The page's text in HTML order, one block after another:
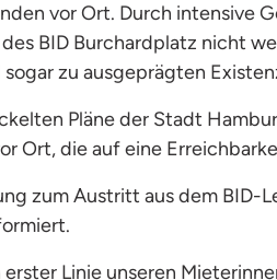
vor Ort. Durch intensive
BID Burchardplatz nicht
sogar zu ausgeprägten
Pläne der Stadt
Ort, die auf eine
zum Austritt aus dem BID-
erster Linie unseren